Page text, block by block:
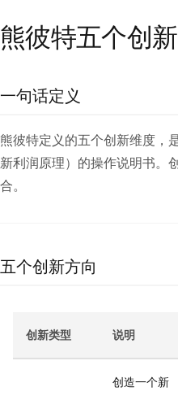
熊彼特五个创新
一句话定义
熊彼特定义的五个创新维度，
新利润原理）的操作说明书。
合。
五个创新方向
创新类型 说明
创造一个新